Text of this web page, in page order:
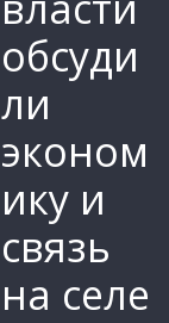
обсуди
ли
эконом
ику и
связь
на селе